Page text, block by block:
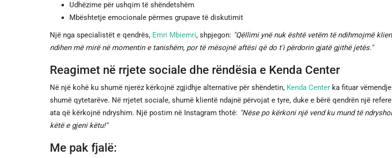
Udhëzime për ushqim të shëndetshëm
Mbështetje emocionale përmes grupave të diskutimit
Një nga specialistët e qendrës, Emri Mbiemri, shpjegon: "Qëllimi ynë nuk është vetëm të ndihmojmë
ndihen më mirë në momentin e tanishëm, por të mësojnë aftësi që do t'i përdorin gjatë gjithë jetës."
Reagimet në rrjete sociale dhe rëndësia e Kenda Center
Në një kohë ku shumë njerëz kërkojnë zgjidhje alternative për shëndetin, Kenda Center ka fituar
shumë qytetarëve. Në rrjetet sociale, shumë klientë ndajnë përvojat e tyre, duke e bërë qendrën një
ata që kërkojnë ndryshim. Një postim në Instagram thotë: "Nëse po kërkoni një vend ku mund të
këtë e gjeni këtu!"
Me pak fjalë: